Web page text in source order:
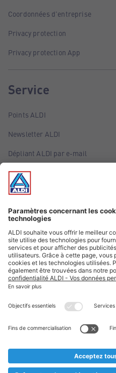
Coordonnées d'entreprise
Privacy protection
Privacy protection App
Service
Points ALDI
Newsletter ALDI
Dépliant ALDI par e-mail
Offres
Infos essentielles
Suivez ALDI
Textes marqués d'un astérisque
* Nous vendons ces articles
au cas où, malgré le planning
prématurément en rupture de
** Sur ce site, l’utilisation de la